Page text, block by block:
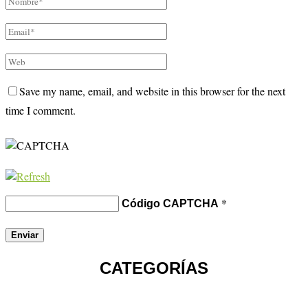
Save my name, email, and website in this browser for the next
time I comment.
Código CAPTCHA *
CATEGORÍAS